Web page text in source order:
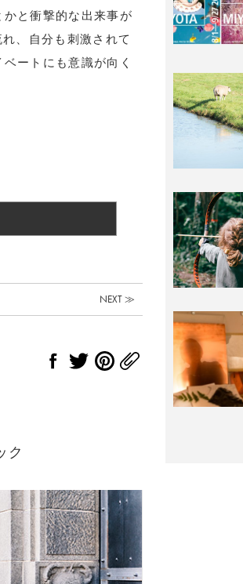
と衝撃的な出来事が
、自分も刺激されて
ートにも意識が向く
NEXT ≫
ク